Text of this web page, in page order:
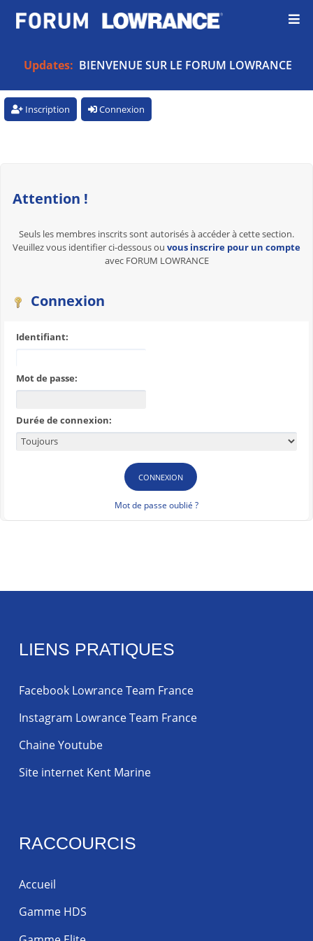
Updates: BIENVENUE SUR LE FORUM LOWRANCE
Inscription Connexion
Attention !
Seuls les membres inscrits sont autorisés à accéder à cette section.
Veuillez vous identifier ci-dessous ou vous inscrire pour un compte
avec FORUM LOWRANCE
Connexion
Identifiant:
Mot de passe:
Durée de connexion:
Mot de passe oublié ?
LIENS PRATIQUES
Facebook Lowrance Team France
Instagram Lowrance Team France
Chaine Youtube
Site internet Kent Marine
RACCOURCIS
Accueil
Gamme HDS